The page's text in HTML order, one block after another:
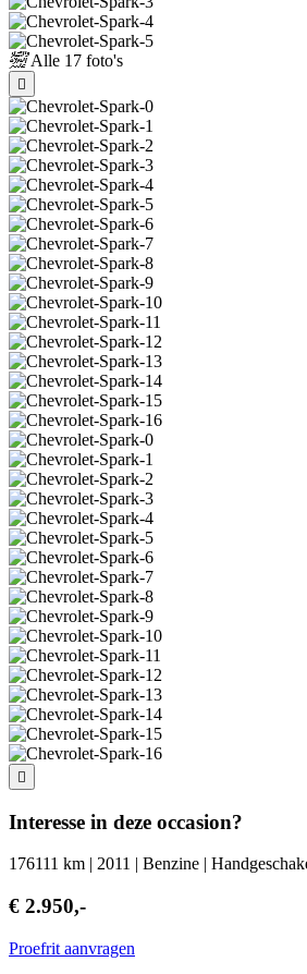
Alle 17 foto's
Interesse in deze occasion?
176111 km | 2011 | Benzine |
€ 2.950,-
Proefrit aanvragen